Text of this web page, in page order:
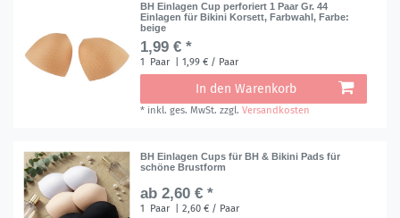
BH Einlagen Cup perforiert 1 Paar Gr. 44
Einlagen für Bikini Korsett, Farbwahl, Farbe:
beige
1,99 € *
1 Paar | 1,99 € / Paar
In den Warenkorb
* inkl. ges. MwSt. zzgl.Versandkosten
BH Einlagen Cups für BH & Bikini Pads für
schöne Brustform
ab 2,60 € *
1 Paar | 2,60 € / Paar